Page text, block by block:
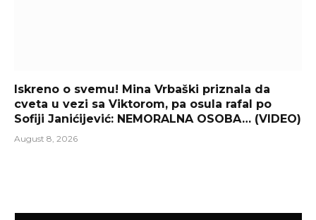
Iskreno o svemu! Mina Vrbaški priznala da
cveta u vezi sa Viktorom, pa osula rafal po
Sofiji Janićijević: NEMORALNA OSOBA… (VIDEO)
August 8, 2026